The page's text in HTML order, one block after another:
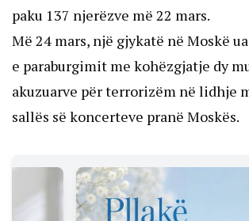
paku 137 njerëzve më 22 mars.
Më 24 mars, një gjykatë në Moskë
e paraburgimit me kohëzgjatje dy
akuzuarve për terrorizëm në lidhje
sallës së koncerteve pranë Moskës.